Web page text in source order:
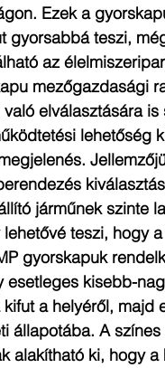
Ezek a
gyorsabbá teszi,
az
mezőgazdasági
elválasztására
lehetőség
járműnek szinte
teszi, hogy
gyorskapuk
kisebb-
a helyéről, majd
állapotába. A
alakítható ki, hogy